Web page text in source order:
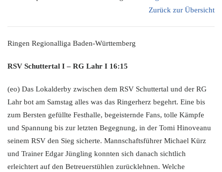
Zurück zur Übersicht
Ringen Regionalliga Baden-Württemberg
RSV Schuttertal I – RG Lahr I 16:15
(eo) Das Lokalderby zwischen dem RSV Schuttertal und der RG
Lahr bot am Samstag alles was das Ringerherz begehrt. Eine bis
zum Bersten gefüllte Festhalle, begeisternde Fans, tolle Kämpfe
und Spannung bis zur letzten Begegnung, in der Tomi Hinoveanu
seinem RSV den Sieg sicherte. Mannschaftsführer Michael Kürz
und Trainer Edgar Jüngling konnten sich danach sichtlich
erleichtert auf den Betreuerstühlen zurücklehnen. Welche